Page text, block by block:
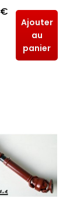
€
Ajouter
au
panier